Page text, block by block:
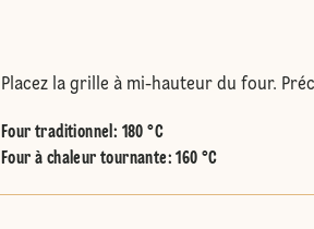
Placez la grille à mi-hauteur du four.
Four traditionnel : 180 °C
Four à chaleur tournante: 160 °C